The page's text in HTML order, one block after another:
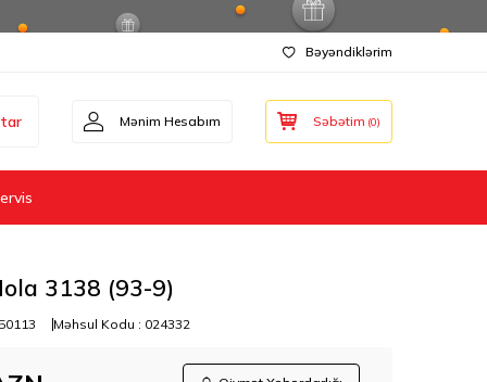
Bəyəndiklərim
Mənim Hesabım Səbətim (0)
3138 (93-9)
Məhsul Kodu : 024332